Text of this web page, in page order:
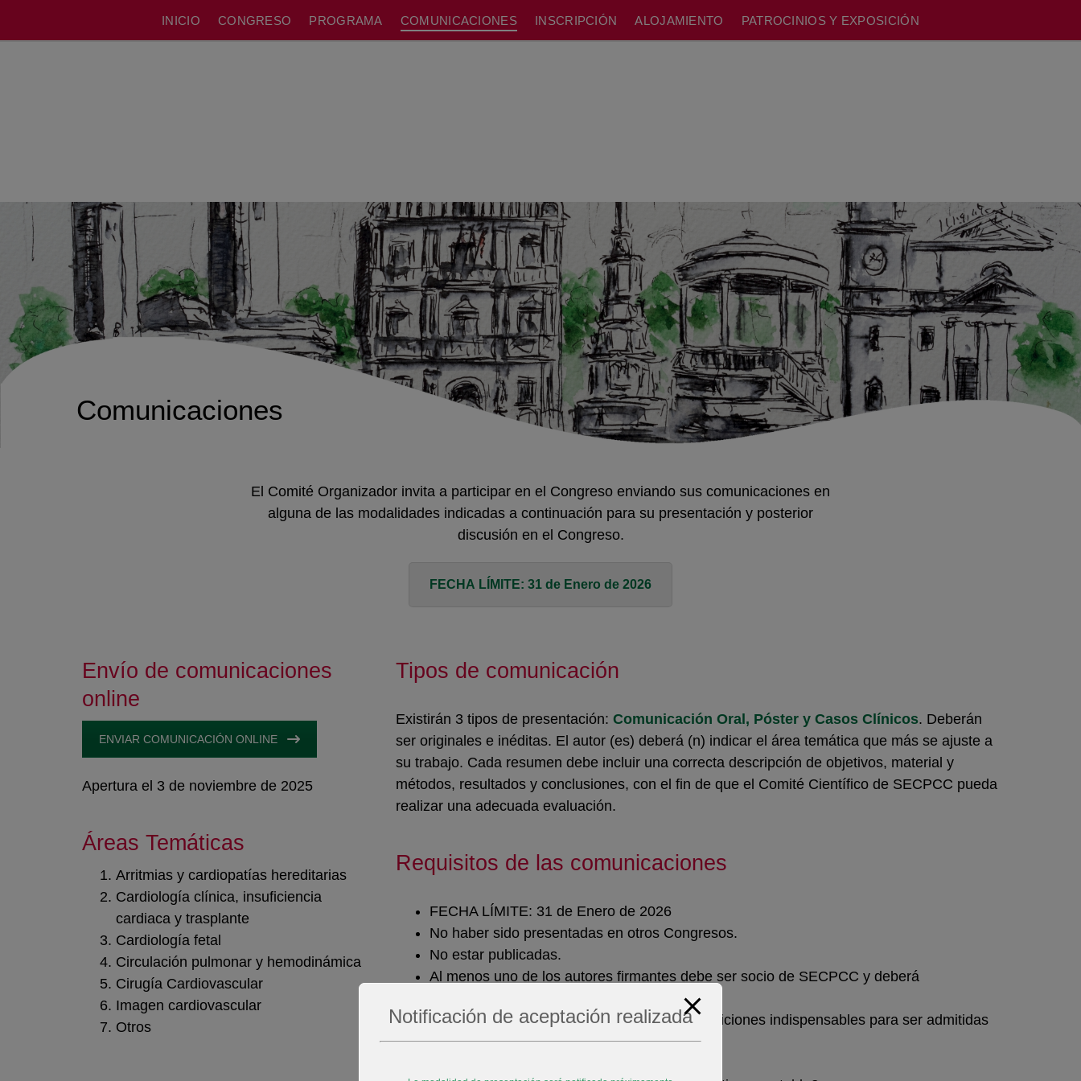
INICIO CONGRESO PROGRAMA COMUNICACIONES INSCRIPCIÓN ALOJAMIENTO PATROCINIOS Y EXPOSICIÓN
Comunicaciones
El Comité Organizador invita a participar en el Congreso enviando sus comunicaciones en
alguna de las modalidades indicadas a continuación para su presentación y posterior
discusión en el Congreso.
FECHA LÍMITE: 31 de Enero de 2026
Envío de comunicaciones
online
ENVIAR COMUNICACIÓN ONLINE
Apertura el 3 de noviembre de 2025
Áreas Temáticas
Arritmias y cardiopatías hereditarias
Cardiología clínica, insuficiencia
cardiaca y trasplante
Cardiología fetal
Circulación pulmonar y hemodinámica
Cirugía Cardiovascular
Imagen cardiovascular
Otros
Tipos de comunicación
Existirán 3 tipos de presentación: Comunicación Oral, Póster y Casos Clínicos. Deberán
ser originales e inéditas. El autor (es) deberá (n) indicar el área temática que más se ajuste a
su trabajo. Cada resumen debe incluir una correcta descripción de objetivos, material y
métodos, resultados y conclusiones, con el fin de que el Comité Científico de SECPCC pueda
realizar una adecuada evaluación.
Requisitos de las comunicaciones
FECHA LÍMITE: 31 de Enero de 2026
No haber sido presentadas en otros Congresos.
No estar publicadas.
Al menos uno de los autores firmantes debe ser socio de SECPCC y deberá
Las comunicaciones deben cumplir seis condiciones indispensables para ser admitidas
por el Comité Científico:
modal-check
Notificación de aceptación realizada